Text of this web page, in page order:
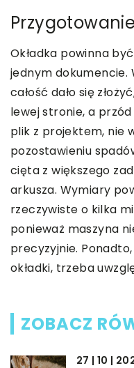
Okładka powinna
jednym dokumencie.
całość dało się
lewej stronie, a
plik z projektem, nie
pozostawieniu
cięta z większego
arkusza. Wymiary
rzeczywiste o kilka
ponieważ maszyna
precyzyjnie.
okładki, trzeba
ZOBACZ
27 | 10 |